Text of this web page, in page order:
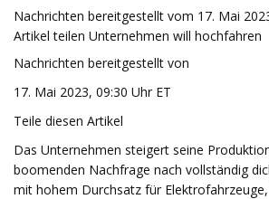
Nachrichten bereitgestellt vom 17. Mai
Artikel teilen Unternehmen will hochfahren
Nachrichten bereitgestellt von
17. Mai 2023, 09:30 Uhr ET
Teile diesen Artikel
Das Unternehmen steigert seine
boomenden Nachfrage nach vollständig
mit hohem Durchsatz für